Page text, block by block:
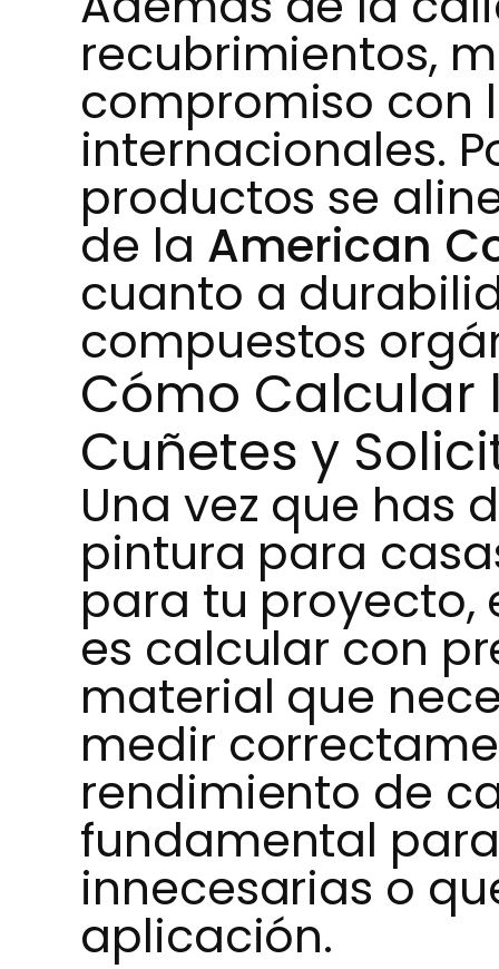
recubrimientos,
compromiso con
internacionales.
productos se
de la American
cuanto a
compuestos
Cómo
Cuñetes y
Una vez que has
pintura para
para tu proyecto,
es calcular con
material que
medir
rendimiento de
fundamental
innecesarias o
aplicación.